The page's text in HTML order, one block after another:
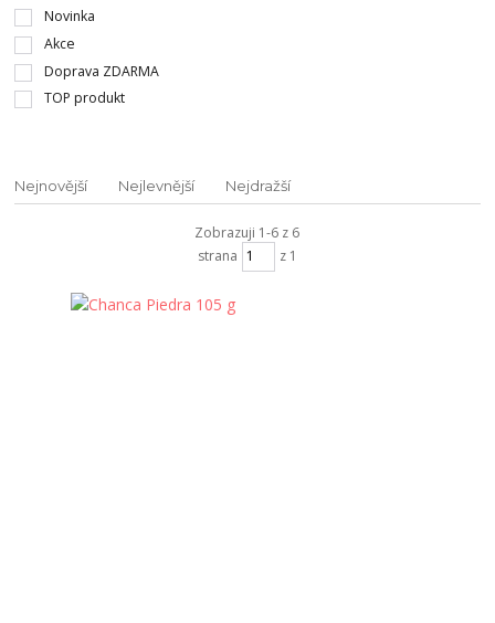
Novinka
Akce
Doprava ZDARMA
TOP produkt
Nejnovější Nejlevnější Nejdražší
Zobrazuji 1-6 z 6
strana
z 1